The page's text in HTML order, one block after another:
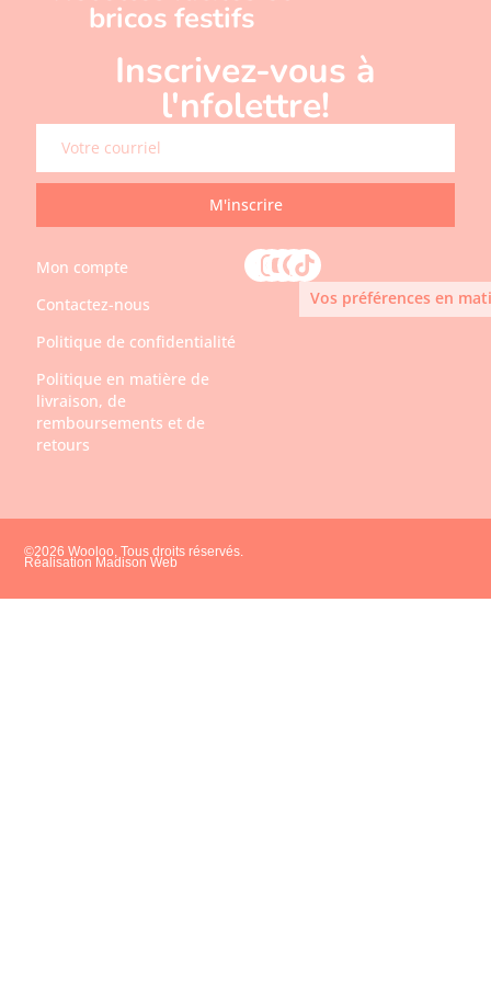
bricos festifs
Inscrivez-vous à
l'nfolettre!
M'inscrire
Mon compte
Contactez-nous
Politique de confidentialité
Politique en matière de
livraison, de
remboursements et de
retours
Vos préférences en
©2026 Wooloo, Tous droits réservés.
Réalisation Madison Web